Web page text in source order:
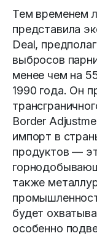
Тем временем
представила
Deal,
выбросов
менее чем на
1990 года. Он
Border
импорт в
продуктов —
также
будет
особенно